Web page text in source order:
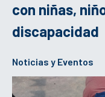
con niñas,
discapacidad
Noticias y Eventos